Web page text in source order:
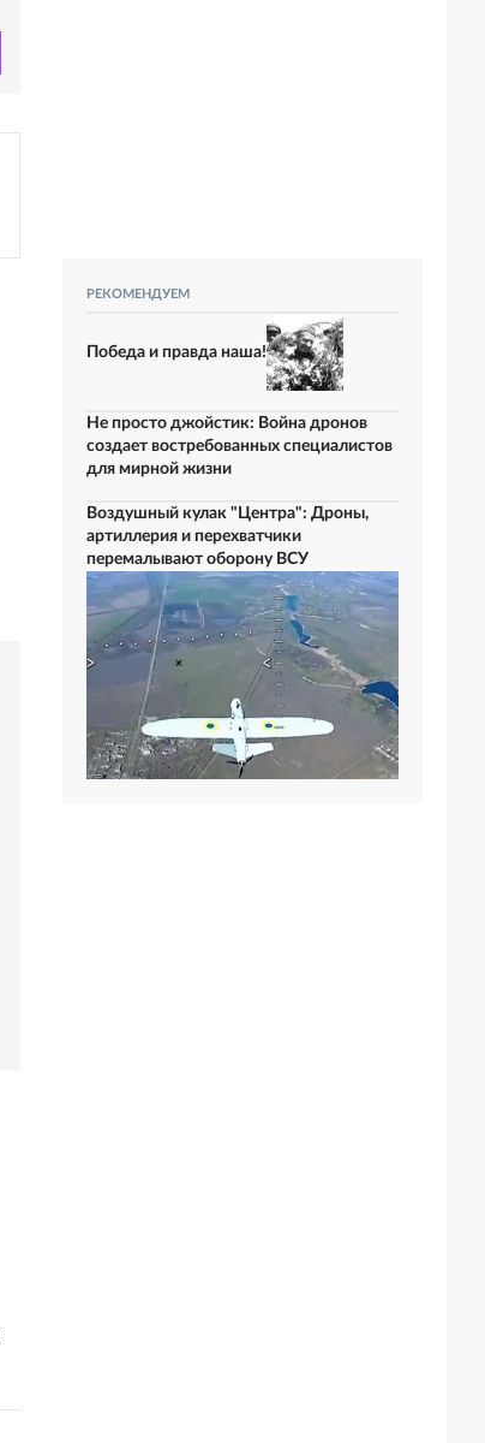
РЕКОМЕНДУЕМ
Победа и правда наша!
Не просто джойстик: Война дронов
создает востребованных специалистов
для мирной жизни
Воздушный кулак "Центра": Дроны,
артиллерия и перехватчики
перемалывают оборону ВСУ